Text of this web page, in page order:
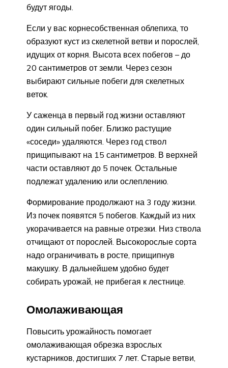
будут ягоды.
Если у вас корнесобственная облепиха, то
образуют куст из скелетной ветви и порослей,
идущих от корня. Высота всех побегов – до
20 сантиметров от земли. Через сезон
выбирают сильные побеги для скелетных
веток.
У саженца в первый год жизни оставляют
один сильный побег. Близко растущие
«соседи» удаляются. Через год ствол
прищипывают на 15 сантиметров. В верхней
части оставляют до 5 почек. Остальные
подлежат удалению или ослеплению.
Формирование продолжают на 3 году жизни.
Из почек появятся 5 побегов. Каждый из них
укорачивается на равные отрезки. Низ ствола
отчищают от порослей. Высокорослые сорта
надо ограничивать в росте, прищипнув
макушку. В дальнейшем удобно будет
собирать урожай, не прибегая к лестнице.
Омолаживающая
Повысить урожайность помогает
омолаживающая обрезка взрослых
кустарников, достигших 7 лет. Старые ветви,